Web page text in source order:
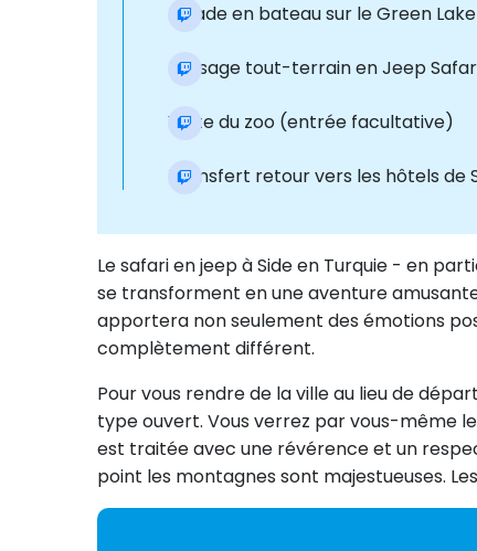
Balade en bateau sur le Green
Passage tout-terrain en Jeep
Visite du zoo (entrée facultative)
Transfert retour vers les hôtels de
Le safari en jeep à Side en Turquie - en
se transforment en une aventure
apportera non seulement des émotions
complètement différent.
Pour vous rendre de la ville au lieu de
type ouvert. Vous verrez par vous-même
est traitée avec une révérence et un
point les montagnes sont majestueuses.